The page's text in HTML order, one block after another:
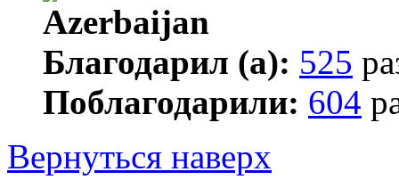
Благодарил (а): 525
Поблагодарили: 604
Вернуться наверх